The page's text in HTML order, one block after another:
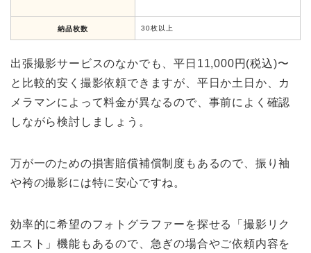
納品枚数 30枚以上
出張撮影サービスのなかでも、平日11,000円(税込)〜
と比較的安く撮影依頼できますが、平日か土日か、カ
メラマンによって料金が異なるので、事前によく確認
しながら検討しましょう。
万が一のための損害賠償補償制度もあるので、振り袖
や袴の撮影には特に安心ですね。
効率的に希望のフォトグラファーを探せる「撮影リク
エスト」機能もあるので、急ぎの場合やご依頼内容を